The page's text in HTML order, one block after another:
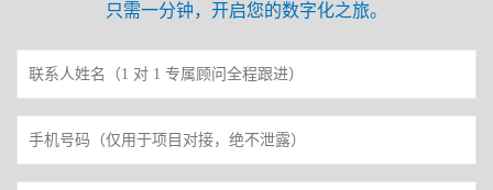
只需一分钟，开启您的数字化之旅。